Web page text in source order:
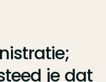
je dat